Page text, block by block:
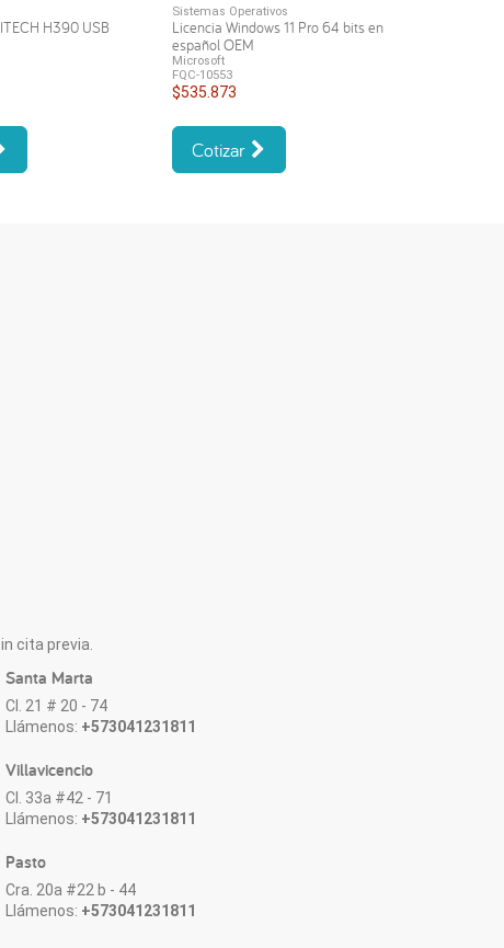
H390 USB
Sistemas Operativos
Licencia Windows 11 Pro 64 bits en
español OEM
Microsoft
FQC-10553
$535.873
Cotizar
cita previa.
Santa Marta
Cl. 21 # 20 - 74
Llámenos: +573041231811
Villavicencio
Cl. 33a #42 - 71
Llámenos: +573041231811
Pasto
Cra. 20a #22 b - 44
Llámenos: +573041231811